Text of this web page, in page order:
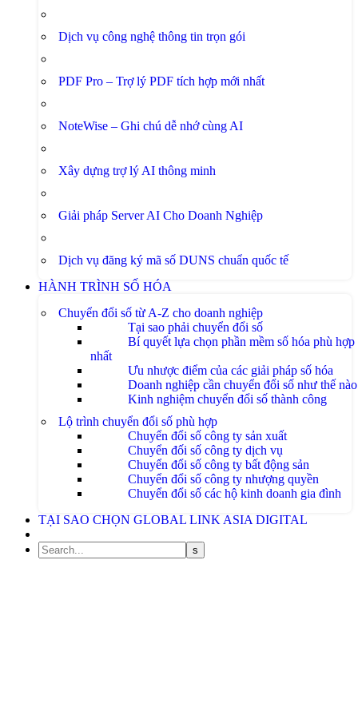
Dịch vụ công nghệ thông tin trọn gói
PDF Pro – Trợ lý PDF tích hợp mới nhất
NoteWise – Ghi chú dễ nhớ cùng AI
Xây dựng trợ lý AI thông minh
Giải pháp Server AI Cho Doanh Nghiệp
Dịch vụ đăng ký mã số DUNS chuẩn quốc tế
HÀNH TRÌNH SỐ HÓA
Chuyển đổi số từ A-Z cho doanh nghiệp
Tại sao phải chuyển đổi số
Bí quyết lựa chọn phần mềm số hóa phù hợp
nhất
Ưu nhược điểm của các giải pháp số hóa
Doanh nghiệp cần chuyển đổi số như thế nào
Kinh nghiệm chuyển đổi số thành công
Lộ trình chuyển đổi số phù hợp
Chuyển đổi số công ty sản xuất
Chuyển đối số công ty dịch vụ
Chuyển đổi số công ty bất động sản
Chuyển đổi số công ty nhượng quyền
Chuyển đổi số các hộ kinh doanh gia đình
TẠI SAO CHỌN GLOBAL LINK ASIA DIGITAL